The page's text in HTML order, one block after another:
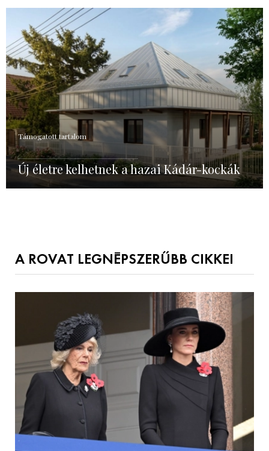
Támogatott tartalom
Új életre kelhetnek a hazai Kádár-kockák
A ROVAT LEGNÉPSZERŰBB CIKKEI